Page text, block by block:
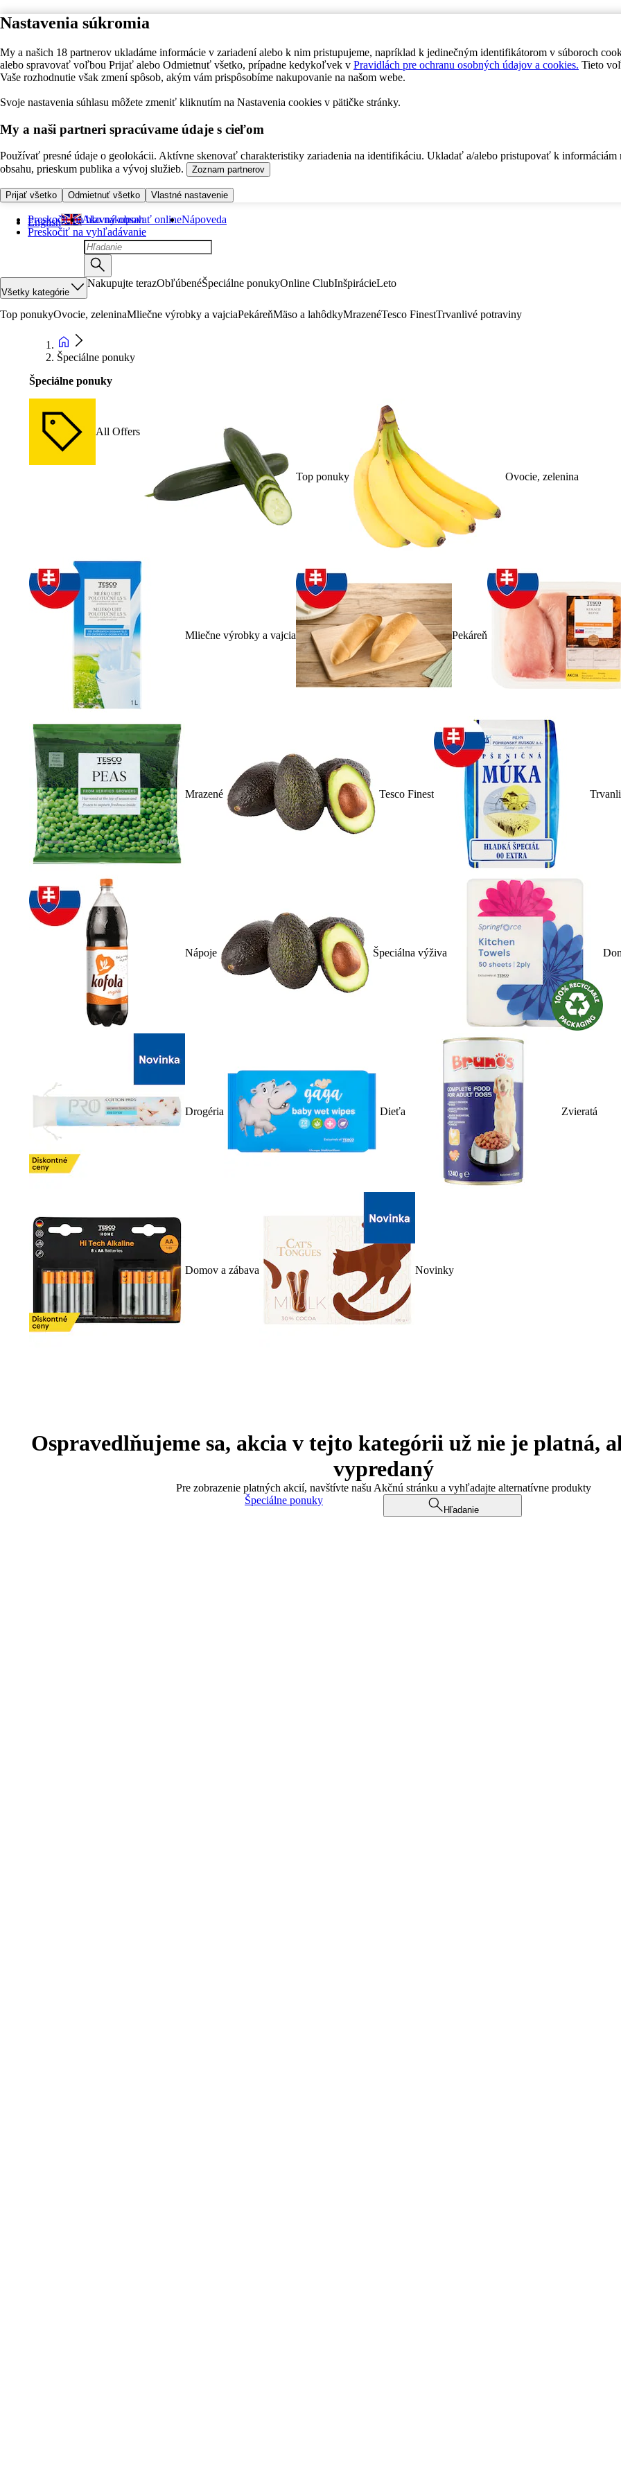
Nastavenia súkromia
My a našich 18 partnerov ukladáme informácie v zariadení alebo k nim pristupujeme, napríklad k jedinečným identifikátorom v súboroch
alebo spravovať voľbou Prijať alebo Odmietnuť všetko, prípadne kedykoľvek v Pravidlách pre ochranu osobných údajov a cookies. Tieto
Vaše rozhodnutie však zmení spôsob, akým vám prispôsobíme nakupovanie na našom webe.
Svoje nastavenia súhlasu môžete zmeniť kliknutím na Nastavenia cookies v pätičke stránky.
My a naši partneri spracúvame údaje s cieľom
Používať presné údaje o geolokácii. Aktívne skenovať charakteristiky zariadenia na identifikáciu. Ukladať a/alebo pristupovať k informáciám
obsahu, prieskum publika a vývoj služieb.
Zoznam partnerov
Prijať všetko Odmietnuť všetko Vlastné nastavenie
Preskočiť na hlavný obsah
Preskočiť na vyhľadávanie
English Ako nakupovať onlineNápoveda
Všetky kategórie
Nakupujte terazObľúbenéŠpeciálne ponukyOnline ClubInšpirácieLeto
Top ponukyOvocie, zeleninaMliečne výrobky a vajciaPekáreňMäso a lahôdkyMrazenéTesco FinestTrvanlivé potraviny
Špeciálne ponuky
Špeciálne ponuky
All Offers
Top ponuky Ovocie, zelenina
Mliečne výrobky a vajcia Pekáreň
Mrazené Tesco Finest
Nápoje Špeciálna výživa
Drogéria Dieťa Zvieratá
Domov a zábava Novinky
Ospravedlňujeme sa, akcia v tejto kategórii už nie je platná,
vypredaný
Pre zobrazenie platných akcií, navštívte našu Akčnú stránku a vyhľadajte alternatívne produkty
Špeciálne ponuky
Hľadanie